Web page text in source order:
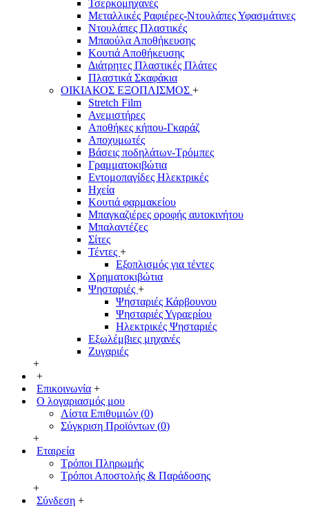
Τσερκομηχανές
Μεταλλικές Ραφιέρες-Ντουλάπες Υφασμάτινες
Ντουλάπες Πλαστικές
Μπαούλα Αποθήκευσης
Κουτιά Αποθήκευσης
Διάτρητες Πλαστικές Πλάτες
Πλαστικά Σκαφάκια
ΟΙΚΙΑΚΟΣ ΕΞΟΠΛΙΣΜΟΣ +
Stretch Film
Ανεμιστήρες
Αποθήκες κήπου-Γκαράζ
Αποχυμωτές
Βάσεις ποδηλάτων-Τρόμπες
Γραμματοκιβώτια
Εντομοπαγίδες Ηλεκτρικές
Ηχεία
Κουτιά φαρμακείου
Μπαγκαζιέρες οροφής αυτοκινήτου
Μπαλαντέζες
Σίτες
Τέντες +
Εξοπλισμός για τέντες
Χρηματοκιβώτια
Ψησταριές +
Ψησταριές Κάρβουνου
Ψησταριές Υγραερίου
Ηλεκτρικές Ψησταριές
Εξωλέμβιες μηχανές
Ζυγαριές
+
+
Επικοινωνία +
Ο λογαριασμός μου
Λίστα Επιθυμιών (0)
Σύγκριση Προϊόντων (0)
+
Εταιρεία
Τρόποι Πληρωμής
Τρόποι Αποστολής & Παράδοσης
+
Σύνδεση +